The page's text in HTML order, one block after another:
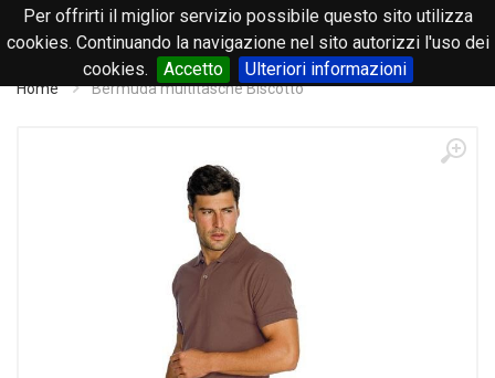
Per offrirti il miglior servizio possibile questo sito utilizza
cookies. Continuando la navigazione nel sito autorizzi l'uso dei
cookies.
Accetto Ulteriori informazioni
0
Home Bermuda multitasche Biscotto